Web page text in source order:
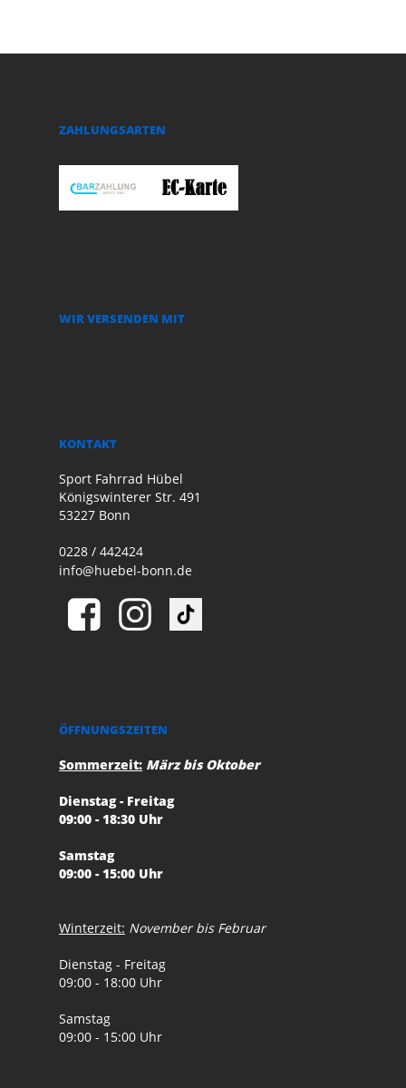
ZAHLUNGSARTEN
WIR VERSENDEN MIT
KONTAKT
Sport Fahrrad Hübel
Königswinterer Str. 491
53227 Bonn
0228 / 442424
info@huebel-bonn.de
ÖFFNUNGSZEITEN
Sommerzeit: März bis Oktober
Dienstag - Freitag
09:00 - 18:30 Uhr
Samstag
09:00 - 15:00 Uhr
Winterzeit: November bis Februar
Dienstag - Freitag
09:00 - 18:00 Uhr
Samstag
09:00 - 15:00 Uhr